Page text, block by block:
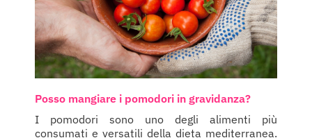
Posso mangiare i pomodori in gravidanza?
I pomodori sono uno degli alimenti più
consumati e versatili della dieta mediterranea.